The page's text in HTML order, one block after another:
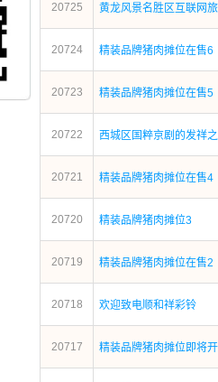
20725 黄龙风景名胜区互联网
20724 精装品牌猪肉摊位在售6
20723 精装品牌猪肉摊位在售5
20722 西城区国粹京剧的发祥
20721 精装品牌猪肉摊位在售4
20720 精装品牌猪肉摊位3
20719 精装品牌猪肉摊位在售2
20718 欢迎致电顺和祥彩铃
20717 精装品牌猪肉摊位即将